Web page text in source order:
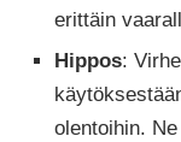
erittäin
Hippos:
olentoihin.